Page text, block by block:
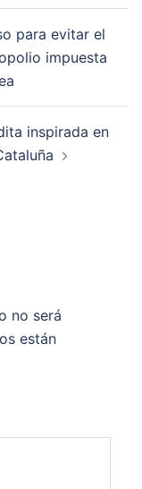
para evitar el
impuesta
inspirada en
no será
están